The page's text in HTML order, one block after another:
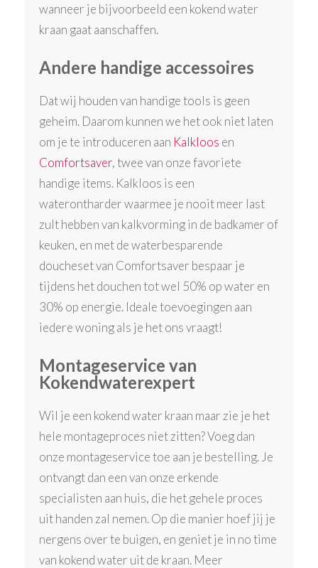
wanneer je bijvoorbeeld een kokend water
kraan gaat aanschaffen.
Andere handige accessoires
Dat wij houden van handige tools is geen
geheim. Daarom kunnen we het ook niet laten
om je te introduceren aan Kalkloos en
Comfortsaver, twee van onze favoriete
handige items. Kalkloos is een
waterontharder waarmee je nooit meer last
zult hebben van kalkvorming in de badkamer of
keuken, en met de waterbesparende
doucheset van Comfortsaver bespaar je
tijdens het douchen tot wel 50% op water en
30% op energie. Ideale toevoegingen aan
iedere woning als je het ons vraagt!
Montageservice van
Kokendwaterexpert
Wil je een kokend water kraan maar zie je het
hele montageproces niet zitten? Voeg dan
onze montageservice toe aan je bestelling. Je
ontvangt dan een van onze erkende
specialisten aan huis, die het gehele proces
uit handen zal nemen. Op die manier hoef jij je
nergens over te buigen, en geniet je in no time
van kokend water uit de kraan. Meer